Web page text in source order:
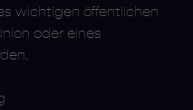
wichtigen öffentlichen
oder eines